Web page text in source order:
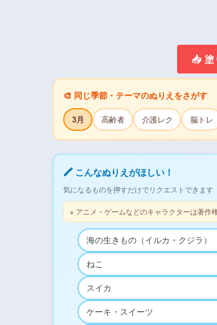
📥
🎨 同じ季節・テーマのぬりえをさがす
3月 高齢者 介護レク 脳トレ
🖍 こんなぬりえがほしい！
気になるものを押すだけでリクエストできます
※ アニメ・ゲームなどのキャラクターは著作
海の生きもの（イルカ・クジラ）
ねこ
スイカ
ケーキ・スイーツ